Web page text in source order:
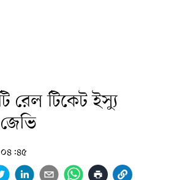
রেল টিকেট ইস্যু
০৪:৪৫